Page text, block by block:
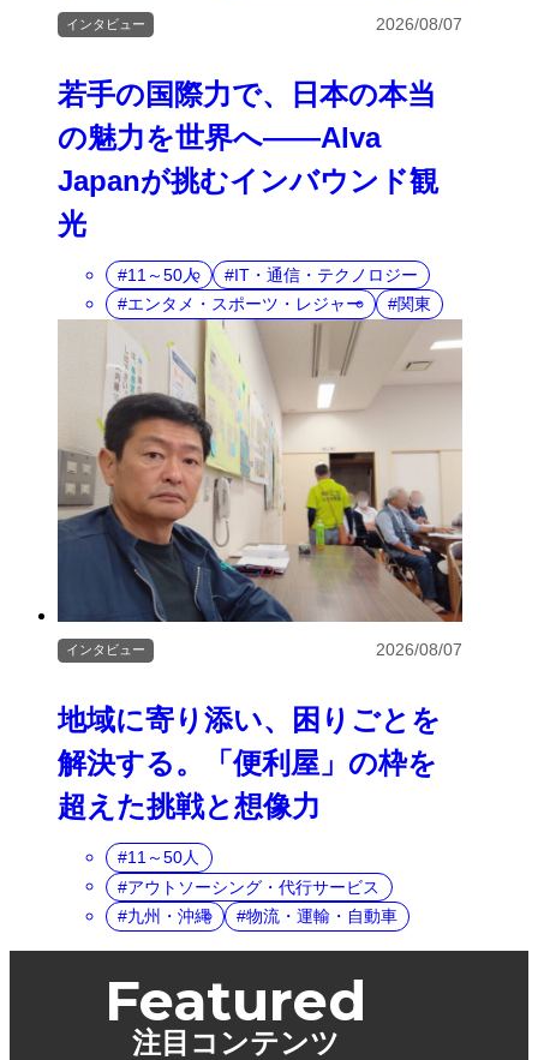
若手の国際力で、日本の本当
の魅力を世界へ――Alva
Japanが挑むインバウンド観
光
インタビュー 2026/08/07
11～50人
IT・通信・テクノロジー
エンタメ・スポーツ・レジャー
関東
地域に寄り添い、困りごとを
解決する。「便利屋」の枠を
超えた挑戦と想像力
インタビュー 2026/08/07
11～50人
アウトソーシング・代行サービス
九州・沖縄
物流・運輸・自動車
Featured
注目コンテンツ